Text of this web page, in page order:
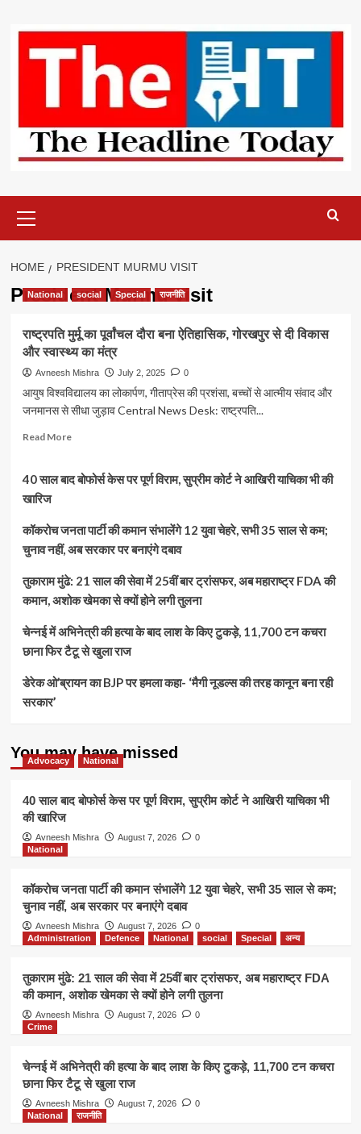
content
Menu
HOME PRESIDENT MURMU VISIT
President Murmu visit
National social Special राजनीति
राष्ट्रपति मुर्मू का पूर्वांचल दौरा बना ऐतिहासिक, गोरखपुर से दी विकास
और स्वास्थ्य का मंत्र
Avneesh Mishra July 2, 2025 0
आयुष विश्वविद्यालय का लोकार्पण, गीताप्रेस की प्रशंसा, बच्चों से आत्मीय संवाद और
जनमानस से सीधा जुड़ाव Central News Desk: राष्ट्रपति...
Read MoreRead
राष्ट्रपति
पूर्वांचल
बना
गोरखपुर
से
विकास
और
का
40 साल बाद बोफोर्स केस पर पूर्ण विराम, सुप्रीम कोर्ट ने आखिरी याचिका भी की
खारिज
कॉकरोच जनता पार्टी की कमान संभालेंगे 12 युवा चेहरे, सभी 35 साल से कम;
चुनाव नहीं, अब सरकार पर बनाएंगे दबाव
तुकाराम मुंढे: 21 साल की सेवा में 25वीं बार ट्रांसफर, अब महाराष्ट्र FDA की
कमान, अशोक खेमका से क्यों होने लगी तुलना
चेन्नई में अभिनेत्री की हत्या के बाद लाश के किए टुकड़े, 11,700 टन कचरा
छाना फिर टैटू से खुला राज
डेरेक ओ’ब्रायन का BJP पर हमला कहा- ‘मैगी नूडल्स की तरह कानून बना रही
सरकार’
You may have missed
Advocacy National
40 साल बाद बोफोर्स केस पर पूर्ण विराम, सुप्रीम कोर्ट ने आखिरी याचिका भी
की खारिज
Avneesh Mishra August 7, 2026
0
National
कॉकरोच जनता पार्टी की कमान संभालेंगे 12 युवा चेहरे, सभी 35 साल से कम;
चुनाव नहीं, अब सरकार पर बनाएंगे दबाव
Avneesh Mishra August 7, 2026
0
Administration
Defence National social Special अन्य
तुकाराम मुंढे: 21 साल की सेवा में 25वीं बार ट्रांसफर, अब महाराष्ट्र FDA
की कमान, अशोक खेमका से क्यों होने लगी तुलना
Avneesh Mishra August 7, 2026
0
Crime
चेन्नई में अभिनेत्री की हत्या के बाद लाश के किए टुकड़े, 11,700 टन कचरा
छाना फिर टैटू से खुला राज
Avneesh Mishra August 7, 2026
0
National
राजनीति